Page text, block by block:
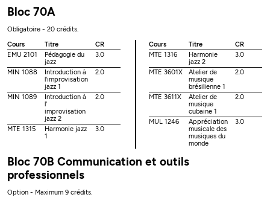
Bloc 70A
Obligatoire - 20 crédits.
Cours
Titre
CR
EMU 2101
Pédagogie du
jazz
3.0
MIN 1088
Introduction à
l'improvisation
jazz 1
2.0
MIN 1089
Introduction à
l'
improvisation
jazz 2
2.0
MTE 1315
Harmonie jazz
1
3.0
Cours Titre
CR
MTE 1316
Harmonie
jazz 2
3.0
MTE 3601X
Atelier de
musique
brésilienne 1
2.0
MTE 3611X
Atelier de
musique
cubaine 1
2.0
MUL 1246
Appréciation
musicale des
musiques du
monde
3.0
Bloc 70B Communication et outils
professionnels
Option - Maximum 9 crédits.